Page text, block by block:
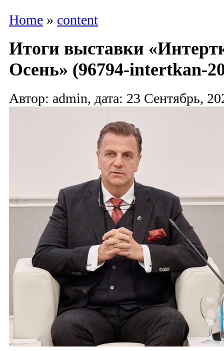
Home » content
Итоги выставки
Осень» (96794-intertkan-
Автор: admin, дата: 23 Сентябрь,